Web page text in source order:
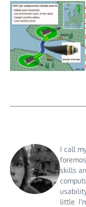
I call
skills
little.